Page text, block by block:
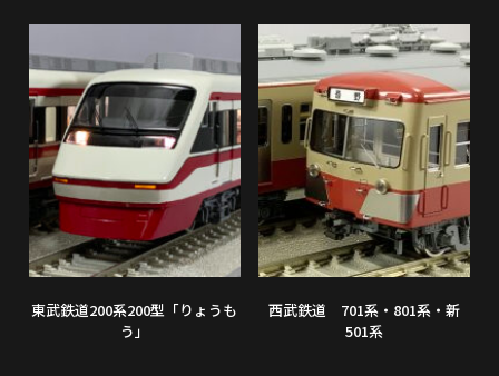
東武鉄道200系200型「りょうも
う」
西武鉄道 701系・801系・新
501系